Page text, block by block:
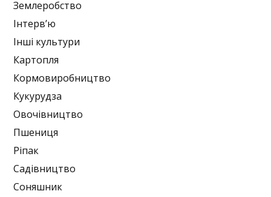
Землеробство
Інтерв’ю
Інші культури
Картопля
Кормовиробництво
Кукурудза
Овочівництво
Пшениця
Ріпак
Садівництво
Соняшник